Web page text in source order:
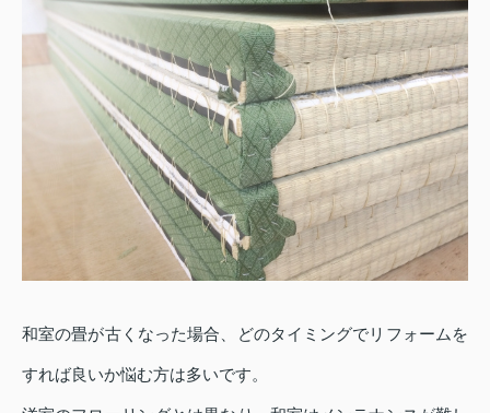
和室の畳が古くなった場合、どのタイミングでリフォームを
すれば良いか悩む方は多いです。